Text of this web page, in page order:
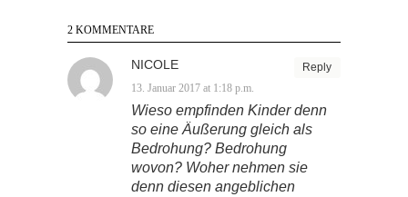
2 KOMMENTARE
Reply
NICOLE
13. Januar 2017 at 1:18 p.m.
Wieso empfinden Kinder denn
so eine Äußerung gleich als
Bedrohung? Bedrohung
wovon? Woher nehmen sie
denn diesen angeblichen